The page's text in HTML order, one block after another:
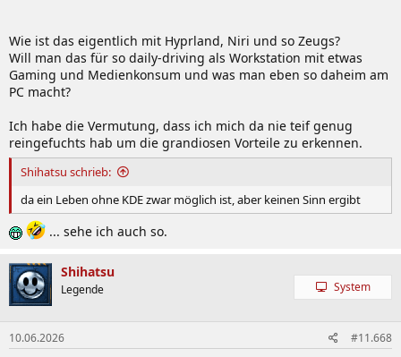
Wie ist das eigentlich mit Hyprland, Niri und so Zeugs?
Will man das für so daily-driving als Workstation mit etwas
Gaming und Medienkonsum und was man eben so daheim am
PC macht?
Ich habe die Vermutung, dass ich mich da nie teif genug
reingefuchts hab um die grandiosen Vorteile zu erkennen.
Shihatsu schrieb:
da ein Leben ohne KDE zwar möglich ist, aber keinen Sinn ergibt
... sehe ich auch so.
Shihatsu
Legende System
10.06.2026 #11.668